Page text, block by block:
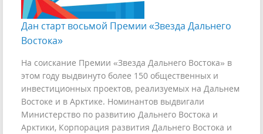
Дан старт восьмой Премии «Звезда Дальнего
Востока»
На соискание Премии «Звезда Дальнего Востока» в
этом году выдвинуто более 150 общественных и
инвестиционных проектов, реализуемых на Дальнем
Востоке и в Арктике. Номинантов выдвигали
Министерство по развитию Дальнего Востока и
Арктики, Корпорация развития Дальнего Востока и